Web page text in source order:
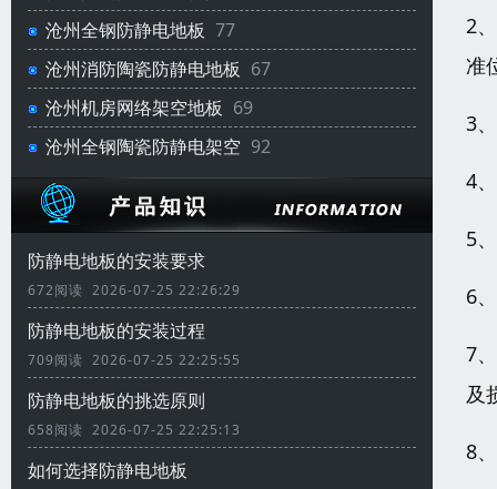
沧州全钢防静电地板 77
沧州消防陶瓷防静电地板 67
沧州机房网络架空地板 69
沧州全钢陶瓷防静电架空 92
防静电地板的安装要求
672阅读 2026-07-25 22:26:29
防静电地板的安装过程
709阅读 2026-07-25 22:25:55
防静电地板的挑选原则
658阅读 2026-07-25 22:25:13
如何选择防静电地板
2
准
3
4
5
6
7
及
8